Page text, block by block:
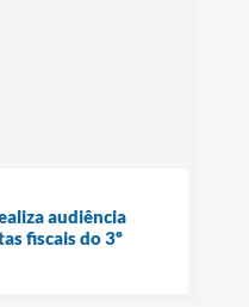
audiência
fiscais do 3º